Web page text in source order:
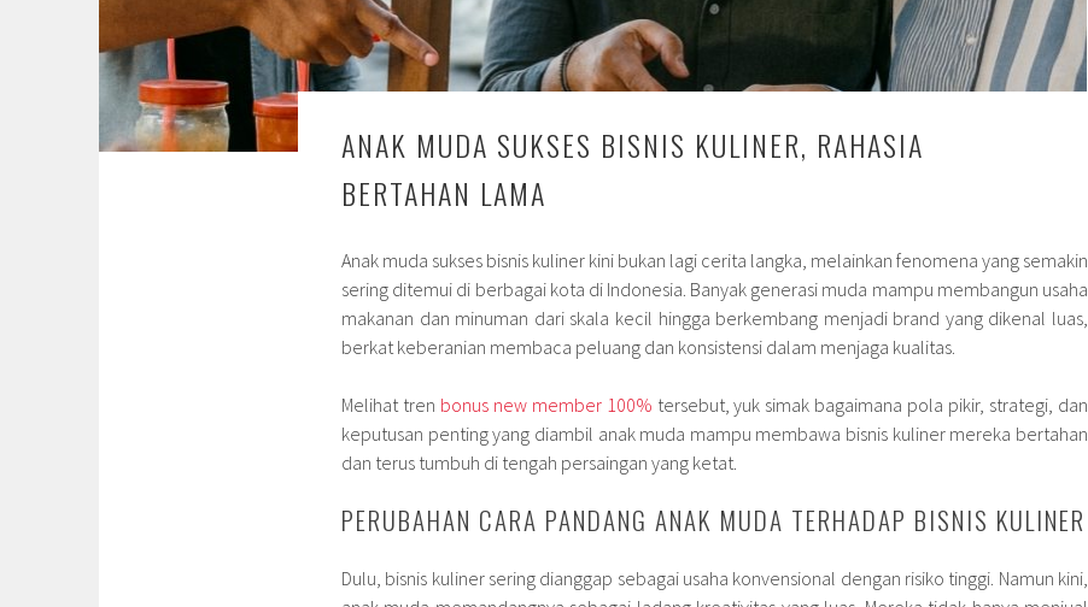
ANAK MUDA SUKSES BISNIS KULINER, RAHASIA
BERTAHAN LAMA
Anak muda sukses bisnis kuliner kini bukan lagi cerita langka, melainkan fenomena yang semakin
sering ditemui di berbagai kota di Indonesia. Banyak generasi muda mampu membangun usaha
makanan dan minuman dari skala kecil hingga berkembang menjadi brand yang dikenal luas,
berkat keberanian membaca peluang dan konsistensi dalam menjaga kualitas.
Melihat tren bonus new member 100% tersebut, yuk simak bagaimana pola pikir, strategi, dan
keputusan penting yang diambil anak muda mampu membawa bisnis kuliner mereka bertahan
dan terus tumbuh di tengah persaingan yang ketat.
PERUBAHAN CARA PANDANG ANAK MUDA TERHADAP BISNIS KULINER
Dulu, bisnis kuliner sering dianggap sebagai usaha konvensional dengan risiko tinggi. Namun kini,